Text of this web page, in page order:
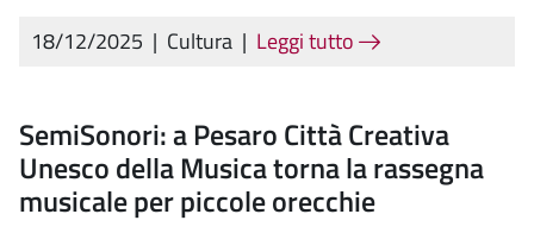
18/12/2025 | Cultura | Leggi tutto
SemiSonori: a Pesaro Città Creativa
Unesco della Musica torna la rassegna
musicale per piccole orecchie